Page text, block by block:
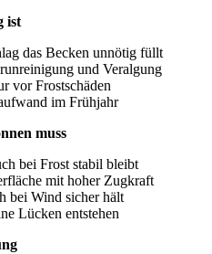
ist
das Becken unnötig füllt
und Veralgung
vor Frostschäden
im Frühjahr
muss
bei Frost stabil bleibt
mit hoher Zugkraft
bei Wind sicher hält
Lücken entstehen